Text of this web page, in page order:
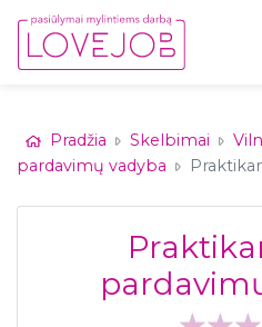
Pradžia Skelbimai
pardavimų vadyba